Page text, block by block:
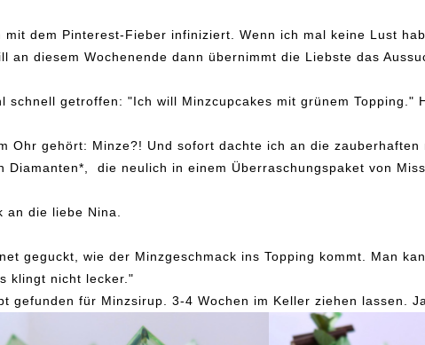
mit dem Pinterest-Fieber infiniziert. Wenn ich mal keine Lust
an diesem Wochenende dann übernimmt die Liebste das
schnell getroffen: "Ich will Minzcupcakes mit grünem Topping."
Ohr gehört: Minze?! Und sofort dachte ich an die zauberhaften
Diamanten*, die neulich in einem Überraschungspaket von
an die liebe Nina.
geguckt, wie der Minzgeschmack ins Topping kommt. Man
klingt nicht lecker."
gefunden für Minzsirup. 3-4 Wochen im Keller ziehen lassen.